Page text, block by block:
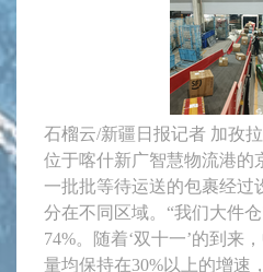
石榴云/新疆日报记者 加孜拉
位于喀什新广智慧物流港的
一批批等待运送的包裹经过
分在不同区域。“我们大件
74%。随着‘双十一’的到来
量均保持在30%以上的增速